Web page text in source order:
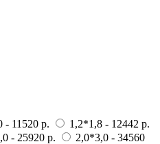
- 11520 р.
1,2*1,8 - 12442 р.
- 25920 р.
2,0*3,0 - 34560